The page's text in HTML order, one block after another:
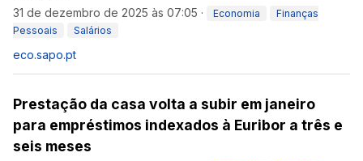
31 de dezembro de 2025 às 07:05 · Economia
Finanças
Pessoais
Salários
eco.sapo.pt
Prestação da casa volta a subir em janeiro
para empréstimos indexados à Euribor a três e
seis meses